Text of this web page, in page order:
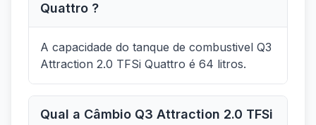
Quattro ?
A capacidade do tanque de combustivel Q3
Attraction 2.0 TFSi Quattro é 64 litros.
Qual a Câmbio Q3 Attraction 2.0 TFSi